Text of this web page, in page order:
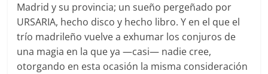
Madrid y su provincia; un sueño pergeñado por
URSARIA, hecho disco y hecho libro. Y en el que el
trío madrileño vuelve a exhumar los conjuros de
una magia en la que ya —casi— nadie cree,
otorgando en esta ocasión la misma consideración